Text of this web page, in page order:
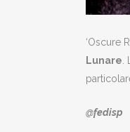
‘Oscure
Lunare
@fedisp